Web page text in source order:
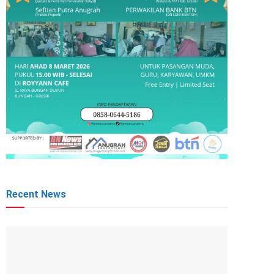
Recent News